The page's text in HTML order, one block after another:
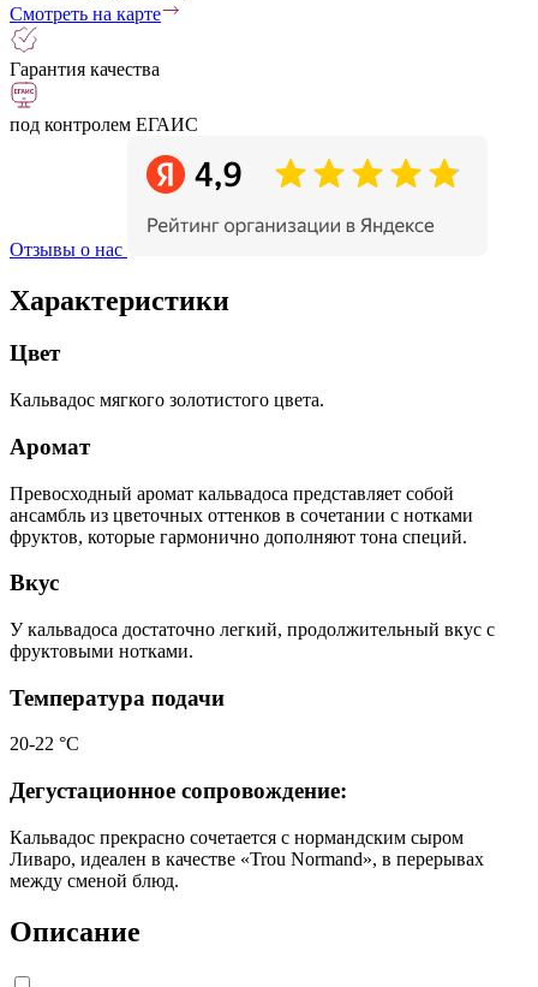
Смотреть на карте
Гарантия качества
под контролем ЕГАИС
Отзывы о нас
Характеристики
Цвет
Кальвадос мягкого золотистого цвета.
Аромат
Превосходный аромат кальвадоса представляет собой
ансамбль из цветочных оттенков в сочетании с нотками
фруктов, которые гармонично дополняют тона специй.
Вкус
У кальвадоса достаточно легкий, продолжительный вкус с
фруктовыми нотками.
Температура подачи
20-22 °С
Дегустационное сопровождение:
Кальвадос прекрасно сочетается с нормандским сыром
Ливаро, идеален в качестве «Trou Normand», в перерывах
между сменой блюд.
Описание